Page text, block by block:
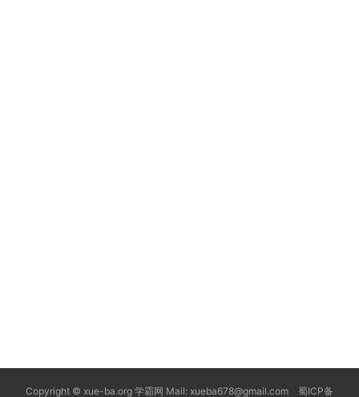
Copyright © xue-ba.org 学霸网 Mail: xueba678@gmail.com 蜀ICP备